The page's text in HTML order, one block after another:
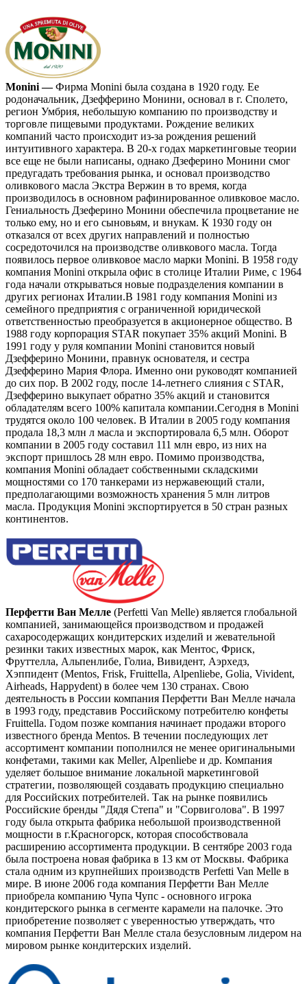
Monini —Фирма Monini была создана в 1920 году. Ее
родоначальник, Дзефферино Монини, основал в г. Сполето,
регион Умбрия, небольшую компанию по производству и
торговле пищевыми продуктами. Рождение великих
компаний часто происходит из-за рождения решений
интуитивного характера. В 20-х годах маркетинговые теории
все еще не были написаны, однако Дзеферино Монини смог
предугадать требования рынка, и основал производство
оливкового масла Экстра Вержин в то время, когда
производилось в основном рафинированное оливковое масло.
Гениальность Дзеферино Монини обеспечила процветание не
только ему, но и его сыновьям, и внукам. К 1930 году он
отказался от всех других направлений и полностью
сосредоточился на производстве оливкового масла. Тогда
появилось первое оливковое масло марки Monini. В 1958 году
компания Monini открыла офис в столице Италии Риме, с 1964
года начали открываться новые подразделения компании в
других регионах Италии.В 1981 году компания Monini из
семейного предприятия с ограниченной юридической
ответственностью преобразуется в акционерное общество. В
1988 году корпорация STAR покупает 35% акций Monini. В
1991 году у руля компании Monini становится новый
Дзефферино Монини, правнук основателя, и сестра
Дзефферино Мария Флора. Именно они руководят компанией
до сих пор. В 2002 году, после 14-летнего слияния с STAR,
Дзефферино выкупает обратно 35% акций и становится
обладателям всего 100% капитала компании.Сегодня в Monini
трудятся около 100 человек. В Италии в 2005 году компания
продала 18,3 млн л масла и экспортировала 6,5 млн. Оборот
компании в 2005 году составил 111 млн евро, из них на
экспорт пришлось 28 млн евро. Помимо производства,
компания Monini обладает собственными складскими
мощностями со 170 танкерами из нержавеющий стали,
предполагающими возможность хранения 5 млн литров
масла. Продукция Monini экспортируется в 50 стран разных
континентов.
Перфетти Ван Мелле (Perfetti Van Melle) является глобальной
компанией, занимающейся производством и продажей
сахаросодержащих кондитерских изделий и жевательной
резинки таких известных марок, как Ментос, Фриск,
Фруттелла, Альпенлибе, Голиа, Вивидент, Аэрхедз,
Хэппидент (Mentos, Frisk, Fruittella, Alpenliebe, Golia, Vivident,
Airheads, Happydent) в более чем 130 странах. Свою
деятельность в России компания Перфетти Ван Мелле начала
в 1993 году, представив Российскому потребителю конфеты
Fruittella. Годом позже компания начинает продажи второго
известного бренда Меntos. В течении последующих лет
ассортимент компании пополнился не менее оригинальными
конфетами, такими как Meller, Alpenliebe и др. Компания
уделяет большое внимание локальной маркетинговой
стратегии, позволяющей создавать продукцию специально
для Российских потребителей. Так на рынке появились
Российские бренды "Дядя Степа" и "Сорвиголова". В 1997
году была открыта фабрика небольшой производственной
мощности в г.Красногорск, которая способствовала
расширению ассортимента продукции. В сентябре 2003 года
была построена новая фабрика в 13 км от Москвы. Фабрика
стала одним из крупнейших производств Perfetti Van Melle в
мире. В июне 2006 года компания Перфетти Ван Мелле
приобрела компанию Чупа Чупс - основного игрока
кондитерского рынка в сегменте карамели на палочке. Это
приобретение позволяет с уверенностью утверждать, что
компания Перфетти Ван Мелле стала безусловным лидером на
мировом рынке кондитерских изделий.